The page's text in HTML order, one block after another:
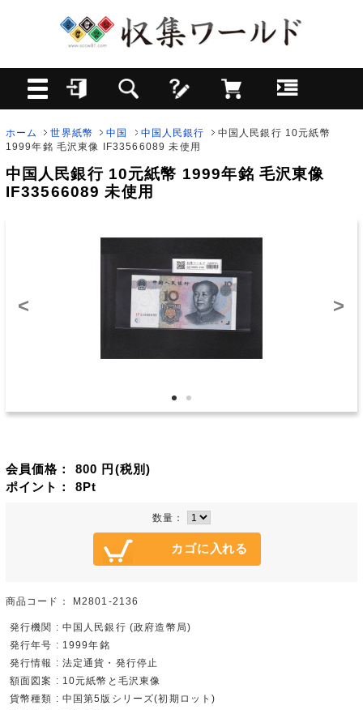
ホーム 世界紙幣 中国 中国人民銀行
中国人民銀行 10元紙幣
1999年銘 毛沢東像 IF33566089 未使用
中国人民銀行 10元紙幣 1999年銘 毛沢東像
IF33566089 未使用
< >
会員価格： 800 円(税別)
ポイント： 8Pt
数量：
商品コード： M2801-2136
発行機関 : 中国人民銀行 (政府造幣局)
発行年号 : 1999年銘
発行情報 : 法定通貨・発行停止
額面図案 : 10元紙幣と毛沢東像
貨幣種類 : 中国第5版シリーズ(初期ロット)